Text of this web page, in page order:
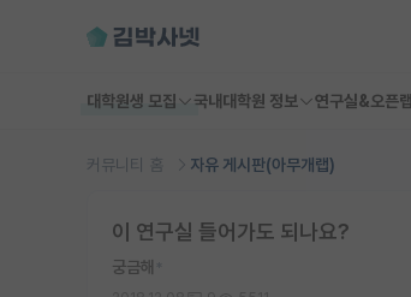
대학원생 모집 국내대학원 정보 연구실&오픈랩
커뮤니티 홈 자유 게시판(아무개랩)
이 연구실 들어가도 되나요?
궁금해